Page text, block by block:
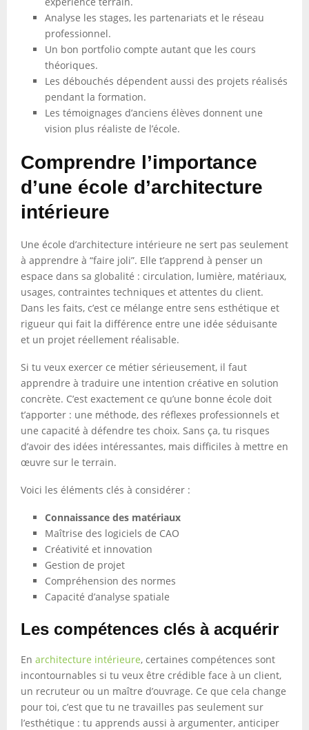
Analyse les stages, les partenariats et le réseau
professionnel.
Un bon portfolio compte autant que les cours
théoriques.
Les débouchés dépendent aussi des projets réalisés
pendant la formation.
Les témoignages d’anciens élèves donnent une
vision plus réaliste de l’école.
Comprendre l’importance
d’une école d’architecture
intérieure
Une école d’architecture intérieure ne sert pas seulement
à apprendre à “faire joli”. Elle t’apprend à penser un
espace dans sa globalité : circulation, lumière, matériaux,
usages, contraintes techniques et attentes du client.
Dans les faits, c’est ce mélange entre sens esthétique et
rigueur qui fait la différence entre une idée séduisante
et un projet réellement réalisable.
Si tu veux exercer ce métier sérieusement, il faut
apprendre à traduire une intention créative en solution
concrète. C’est exactement ce qu’une bonne école doit
t’apporter : une méthode, des réflexes professionnels et
une capacité à défendre tes choix. Sans ça, tu risques
d’avoir des idées intéressantes, mais difficiles à mettre en
œuvre sur le terrain.
Voici les éléments clés à considérer :
Connaissance des matériaux
Maîtrise des logiciels de CAO
Créativité et innovation
Gestion de projet
Compréhension des normes
Capacité d’analyse spatiale
Les compétences clés à acquérir
En architecture intérieure, certaines compétences sont
incontournables si tu veux être crédible face à un client,
un recruteur ou un maître d’ouvrage. Ce que cela change
pour toi, c’est que tu ne travailles pas seulement sur
l’esthétique : tu apprends aussi à argumenter, anticiper